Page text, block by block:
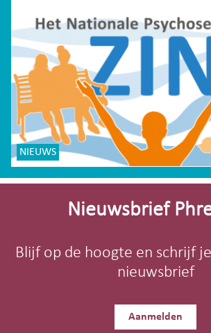
NIEUWS
Site-
Nieuwsbrief
Blijf op de hoogte en schrijf
nieuwsbrief
Aanmelden